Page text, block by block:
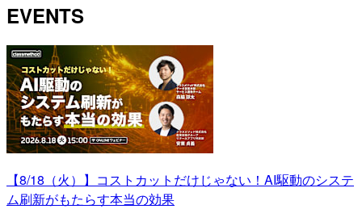
EVENTS
【8/18（火）】コストカットだけじゃない！AI駆動のシステ
ム刷新がもたらす本当の効果